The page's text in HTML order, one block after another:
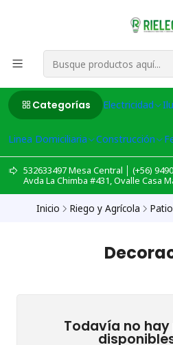
Categorías Electricidad
Linea Domiciliaria Construcción
532633497 Mesa Central │ (+56)
Avda La Chimba #431, Ovalle Casa
Inicio Riego y Agrícola
Todavía no